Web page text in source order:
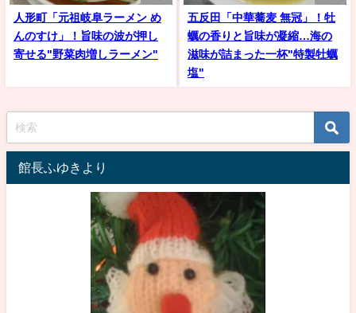
人形町「元祖岐阜ラーメン め
んのすけ」！旨味の波が押し
寄せる"野菜肉増しラーメン"
五反田「中華蕎麦 無冠」！牡
蠣の香りと旨味が凝縮…海の
滋味が詰まった一杯"特製牡蠣
塩"
館長ふゆきより